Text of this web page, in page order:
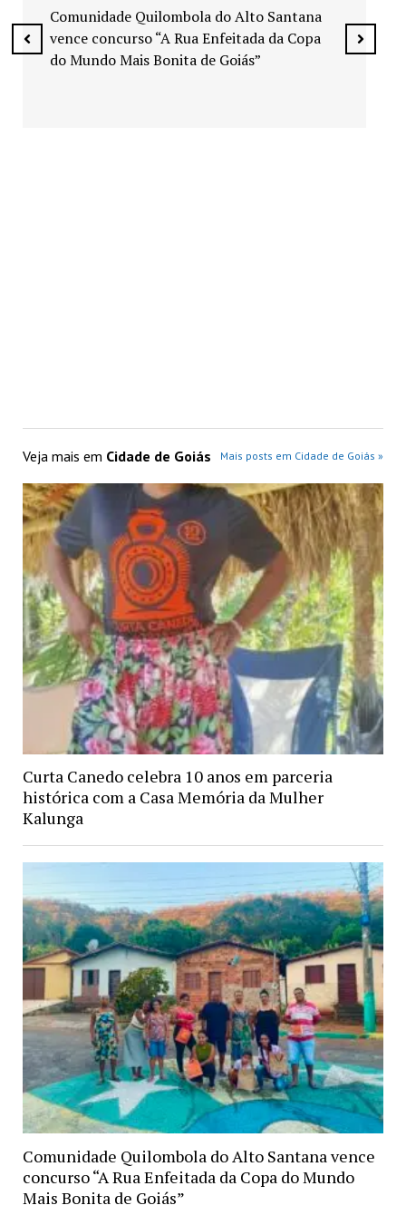
espaços públicos de Senador Canedo
Veja mais em Cidade de Goiás Mais posts em Cidade de Goiás »
Curta Canedo celebra 10 anos em parceria
histórica com a Casa Memória da Mulher
Kalunga
Comunidade Quilombola do Alto Santana vence
concurso “A Rua Enfeitada da Copa do Mundo
Mais Bonita de Goiás”